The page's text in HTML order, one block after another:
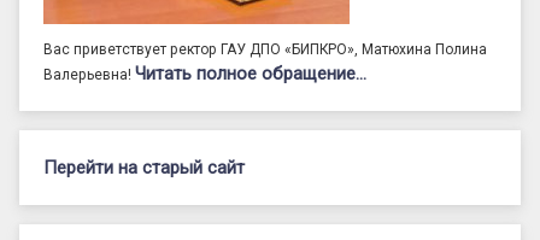
Вас приветствует ректор ГАУ ДПО «БИПКРО», Матюхина Полина
Валерьевна! Читать полное обращение…
Перейти на старый сайт